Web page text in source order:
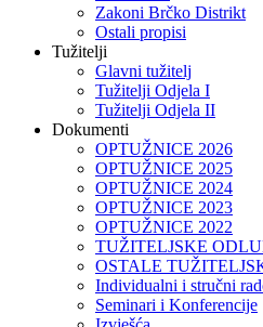
Zakoni Brčko Distrikt
Ostali propisi
Tužitelji
Glavni tužitelj
Tužitelji Odjela I
Tužitelji Odjela II
Dokumenti
OPTUŽNICE 2026
OPTUŽNICE 2025
OPTUŽNICE 2024
OPTUŽNICE 2023
OPTUŽNICE 2022
TUŽITELJSKE
OSTALE
Individualni i stručni
Seminari i Konferencije